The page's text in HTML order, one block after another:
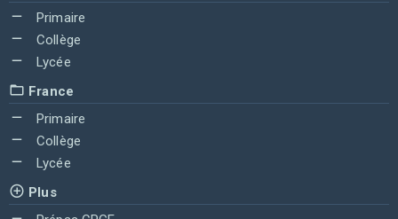
Primaire
Collège
Lycée
France
Primaire
Collège
Lycée
Plus